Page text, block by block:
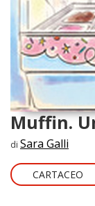
Muffin.
di Sara Galli
CARTACEO